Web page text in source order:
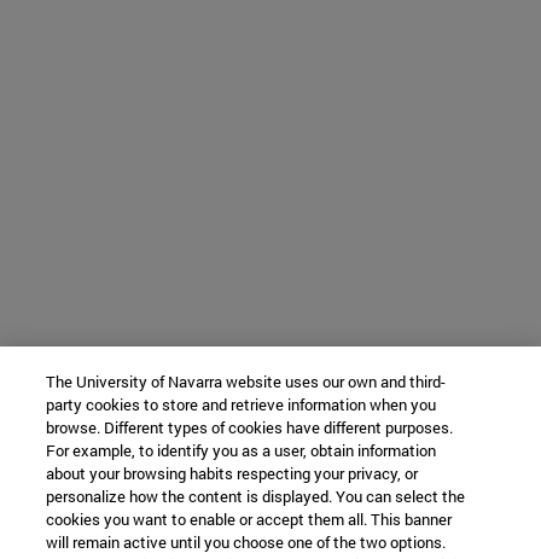
The University of Navarra website uses our own and third-
party cookies to store and retrieve information when you
browse. Different types of cookies have different purposes.
For example, to identify you as a user, obtain information
about your browsing habits respecting your privacy, or
personalize how the content is displayed. You can select the
cookies you want to enable or accept them all. This banner
will remain active until you choose one of the two options.